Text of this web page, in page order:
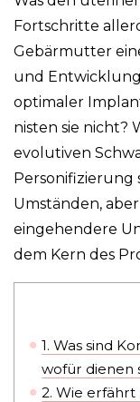
Fortschritte
Gebärmutter
und
optimaler
nisten sie nicht?
evolutiven
Personifizierung
Umständen, aber
eingehendere
dem Kern des
1. Was sind
wofür dienen
2. Wie erfährt